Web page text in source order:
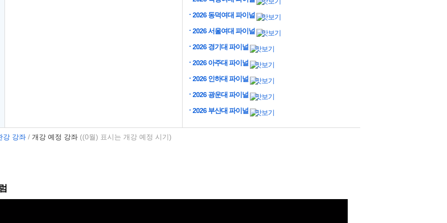
2026 동덕여대 파이널
2026 서울여대 파이널
2026 경기대 파이널
2026 아주대 파이널
2026 인하대 파이널
2026 광운대 파이널
2026 부산대 파이널
강 강좌 / 개강 예정 강좌 ((0월) 표시는 개강 예정 시기)